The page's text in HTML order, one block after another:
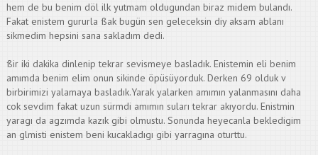
hem de bu benim döl ilk yutmam oldugundan biraz midem bulandı.
Fakat enistem gururla ßak bugün sen geleceksin diy aksam ablanı
sikmedim hepsini sana sakladım dedi.
ßir iki dakika dinlenip tekrar sevismeye basladık. Enistemin eli benim
amımda benim elim onun sikinde öpüsüyorduk. Derken 69 olduk v
birbirimizi yalamaya basladık.Yarak yalarken amımın yalanmasını daha
cok sevdim fakat uzun sürmdi amımın suları tekrar akıyordu. Enistmin
yaragı da agzımda kazık gibi olmustu. Sonunda heyecanla bekledigim
an glmisti enistem beni kucakladıgı gibi yarragına oturttu.